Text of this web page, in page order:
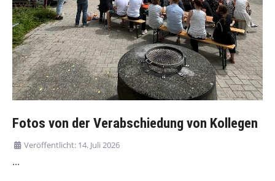
Fotos von der Verabschiedung von Kollegen
Veröffentlicht: 14. Juli 2026
...